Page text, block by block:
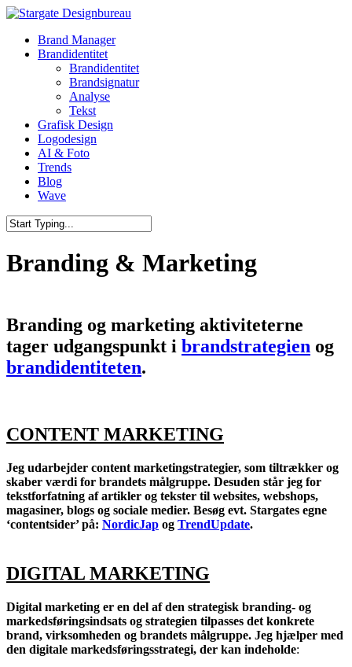
Skip
main
content
Menu
Brand Manager
Brandidentitet
Brandidentitet
Brandsignatur
Analyse
Tekst
Grafisk Design
Logodesign
AI & Foto
Trends
Blog
Wave
Search
Branding & Marketing
Branding og marketing aktiviteterne
tager udgangspunkt i brandstrategien og
brandidentiteten.
CONTENT MARKETING
Jeg udarbejder content marketingstrategier, som tiltrækker og
skaber værdi for brandets målgruppe. Desuden står jeg for
tekstforfatning af artikler og tekster til websites, webshops,
magasiner, blogs og sociale medier. Besøg evt. Stargates egne
‘contentsider’ på: NordicJap og TrendUpdate.
DIGITAL MARKETING
Digital marketing er en del af den strategisk branding- og
markedsføringsindsats og strategien tilpasses det konkrete
brand, virksomheden og brandets målgruppe. Jeg hjælper med
den digitale markedsføringsstrategi, der kan indeholde: